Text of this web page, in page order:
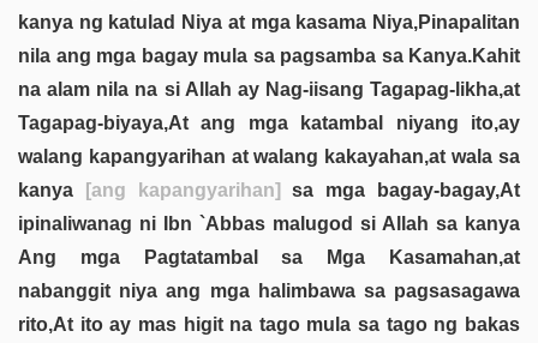
kanya ng katulad Niya at mga kasama Niya,Pinapalitan
nila ang mga bagay mula sa pagsamba sa Kanya.Kahit
na alam nila na si Allah ay Nag-iisang Tagapag-likha,at
Tagapag-biyaya,At ang mga katambal niyang ito,ay
walang kapangyarihan at walang kakayahan,at wala sa
kanya
[ang kapangyarihan] sa mga bagay-bagay,At
ipinaliwanag ni Ibn `Abbas malugod si Allah sa kanya
Ang mga Pagtatambal sa Mga Kasamahan,at
nabanggit niya ang mga halimbawa sa pagsasagawa
rito,At ito ay mas higit na tago mula sa tago ng bakas